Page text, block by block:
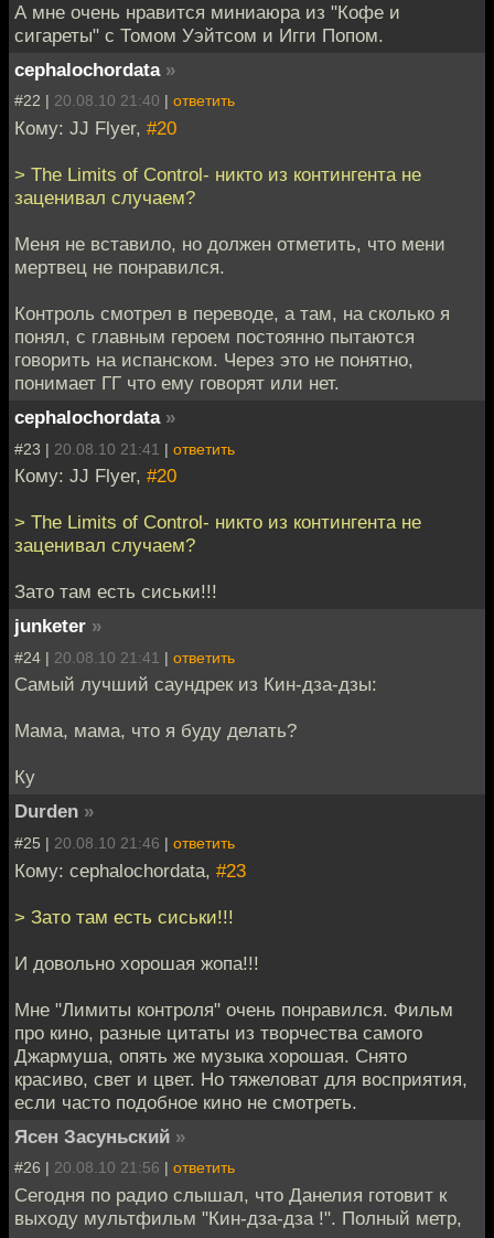
А мне очень нравится миниаюра из "Кофе и
сигареты" с Томом Уэйтсом и Игги Попом.
cephalochordata »
#22 | 20.08.10 21:40 | ответить
Кому: JJ Flyer, #20
> The Limits of Control- никто из контингента не
заценивал случаем?
Меня не вставило, но должен отметить, что мени
мертвец не понравился.
Контроль смотрел в переводе, а там, на сколько я
понял, с главным героем постоянно пытаются
говорить на испанском. Через это не понятно,
понимает ГГ что ему говорят или нет.
cephalochordata »
#23 | 20.08.10 21:41 | ответить
Кому: JJ Flyer, #20
> The Limits of Control- никто из контингента не
заценивал случаем?
Зато там есть сиськи!!!
junketer »
#24 | 20.08.10 21:41 | ответить
Самый лучший саундрек из Кин-дза-дзы:
Мама, мама, что я буду делать?
Ку
Durden »
#25 | 20.08.10 21:46 | ответить
Кому: cephalochordata, #23
> Зато там есть сиськи!!!
И довольно хорошая жопа!!!
Мне "Лимиты контроля" очень понравился. Фильм
про кино, разные цитаты из творчества самого
Джармуша, опять же музыка хорошая. Снято
красиво, свет и цвет. Но тяжеловат для восприятия,
если часто подобное кино не смотреть.
Ясен Засуньский »
#26 | 20.08.10 21:56 | ответить
Сегодня по радио слышал, что Данелия готовит к
выходу мультфильм "Кин-дза-дза !". Полный метр,